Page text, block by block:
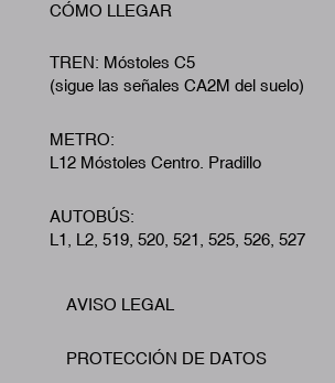
CÓMO LLEGAR
TREN: Móstoles C5
(sigue las señales CA2M del suelo)
METRO:
L12 Móstoles Centro. Pradillo
AUTOBÚS:
L1, L2, 519, 520, 521, 525, 526, 527
Footer
AVISO LEGAL
PROTECCIÓN DE DATOS